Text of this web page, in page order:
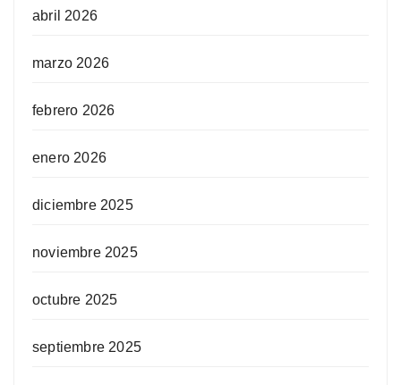
abril 2026
marzo 2026
febrero 2026
enero 2026
diciembre 2025
noviembre 2025
octubre 2025
septiembre 2025